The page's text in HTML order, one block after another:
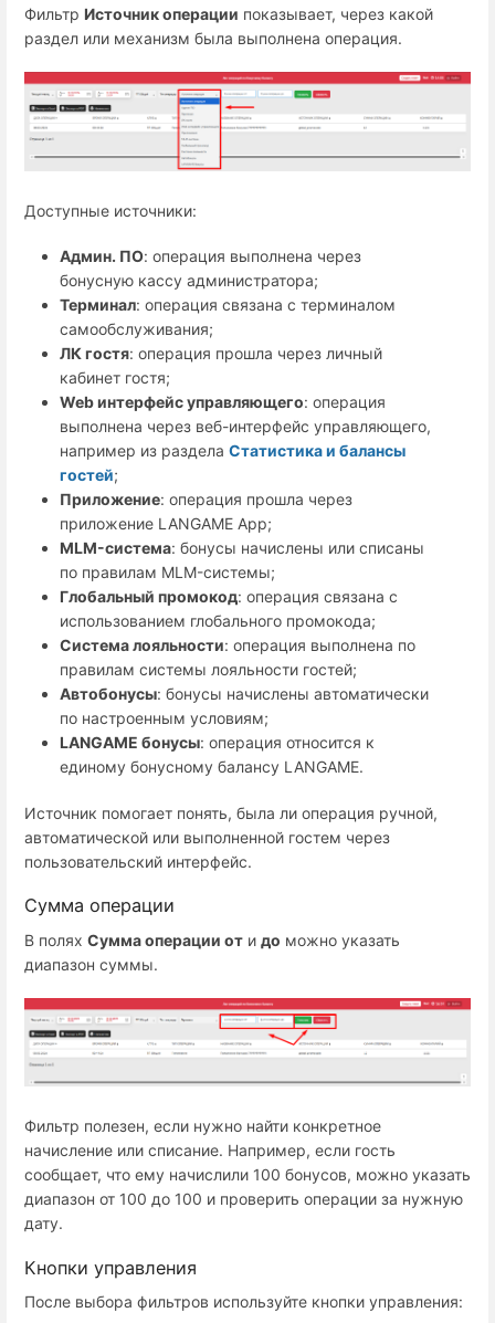
Фильтр Источник операции показывает, через какой
раздел или механизм была выполнена операция.
Доступные источники:
Админ. ПО: операция выполнена через
бонусную кассу администратора;
Терминал: операция связана с терминалом
самообслуживания;
ЛК гостя: операция прошла через личный
кабинет гостя;
Web интерфейс управляющего: операция
выполнена через веб-интерфейс управляющего,
например из раздела Статистика и балансы
гостей;
Приложение: операция прошла через
приложение LANGAME App;
MLM-система: бонусы начислены или списаны
по правилам MLM-системы;
Глобальный промокод: операция связана с
использованием глобального промокода;
Система лояльности: операция выполнена по
правилам системы лояльности гостей;
Автобонусы: бонусы начислены автоматически
по настроенным условиям;
LANGAME бонусы: операция относится к
единому бонусному балансу LANGAME.
Источник помогает понять, была ли операция ручной,
автоматической или выполненной гостем через
пользовательский интерфейс.
Сумма операции
В полях Сумма операции от и до можно указать
диапазон суммы.
Фильтр полезен, если нужно найти конкретное
начисление или списание. Например, если гость
сообщает, что ему начислили 100 бонусов, можно указать
диапазон от 100 до 100 и проверить операции за нужную
дату.
Кнопки управления
После выбора фильтров используйте кнопки управления: